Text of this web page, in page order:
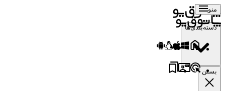
منو
دسته‌بندی‌ها
بستن